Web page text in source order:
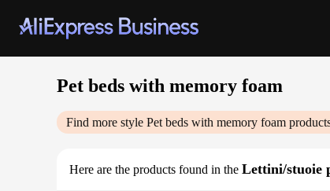
Pet beds with memory foam
Find more style Pet beds with memory foam
Here are the products found in the Lettini/stuoie